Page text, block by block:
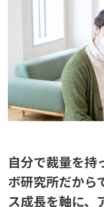
自分で裁量を持
ボ研究所だから
ス成長を軸に、